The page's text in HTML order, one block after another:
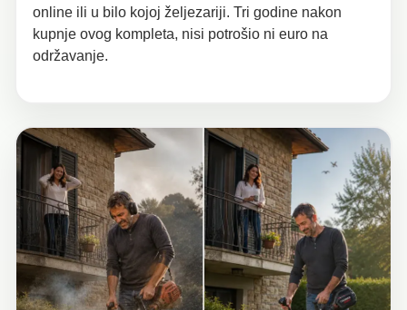
online ili u bilo kojoj željezariji. Tri godine nakon
kupnje ovog kompleta, nisi potrošio ni euro na
održavanje.